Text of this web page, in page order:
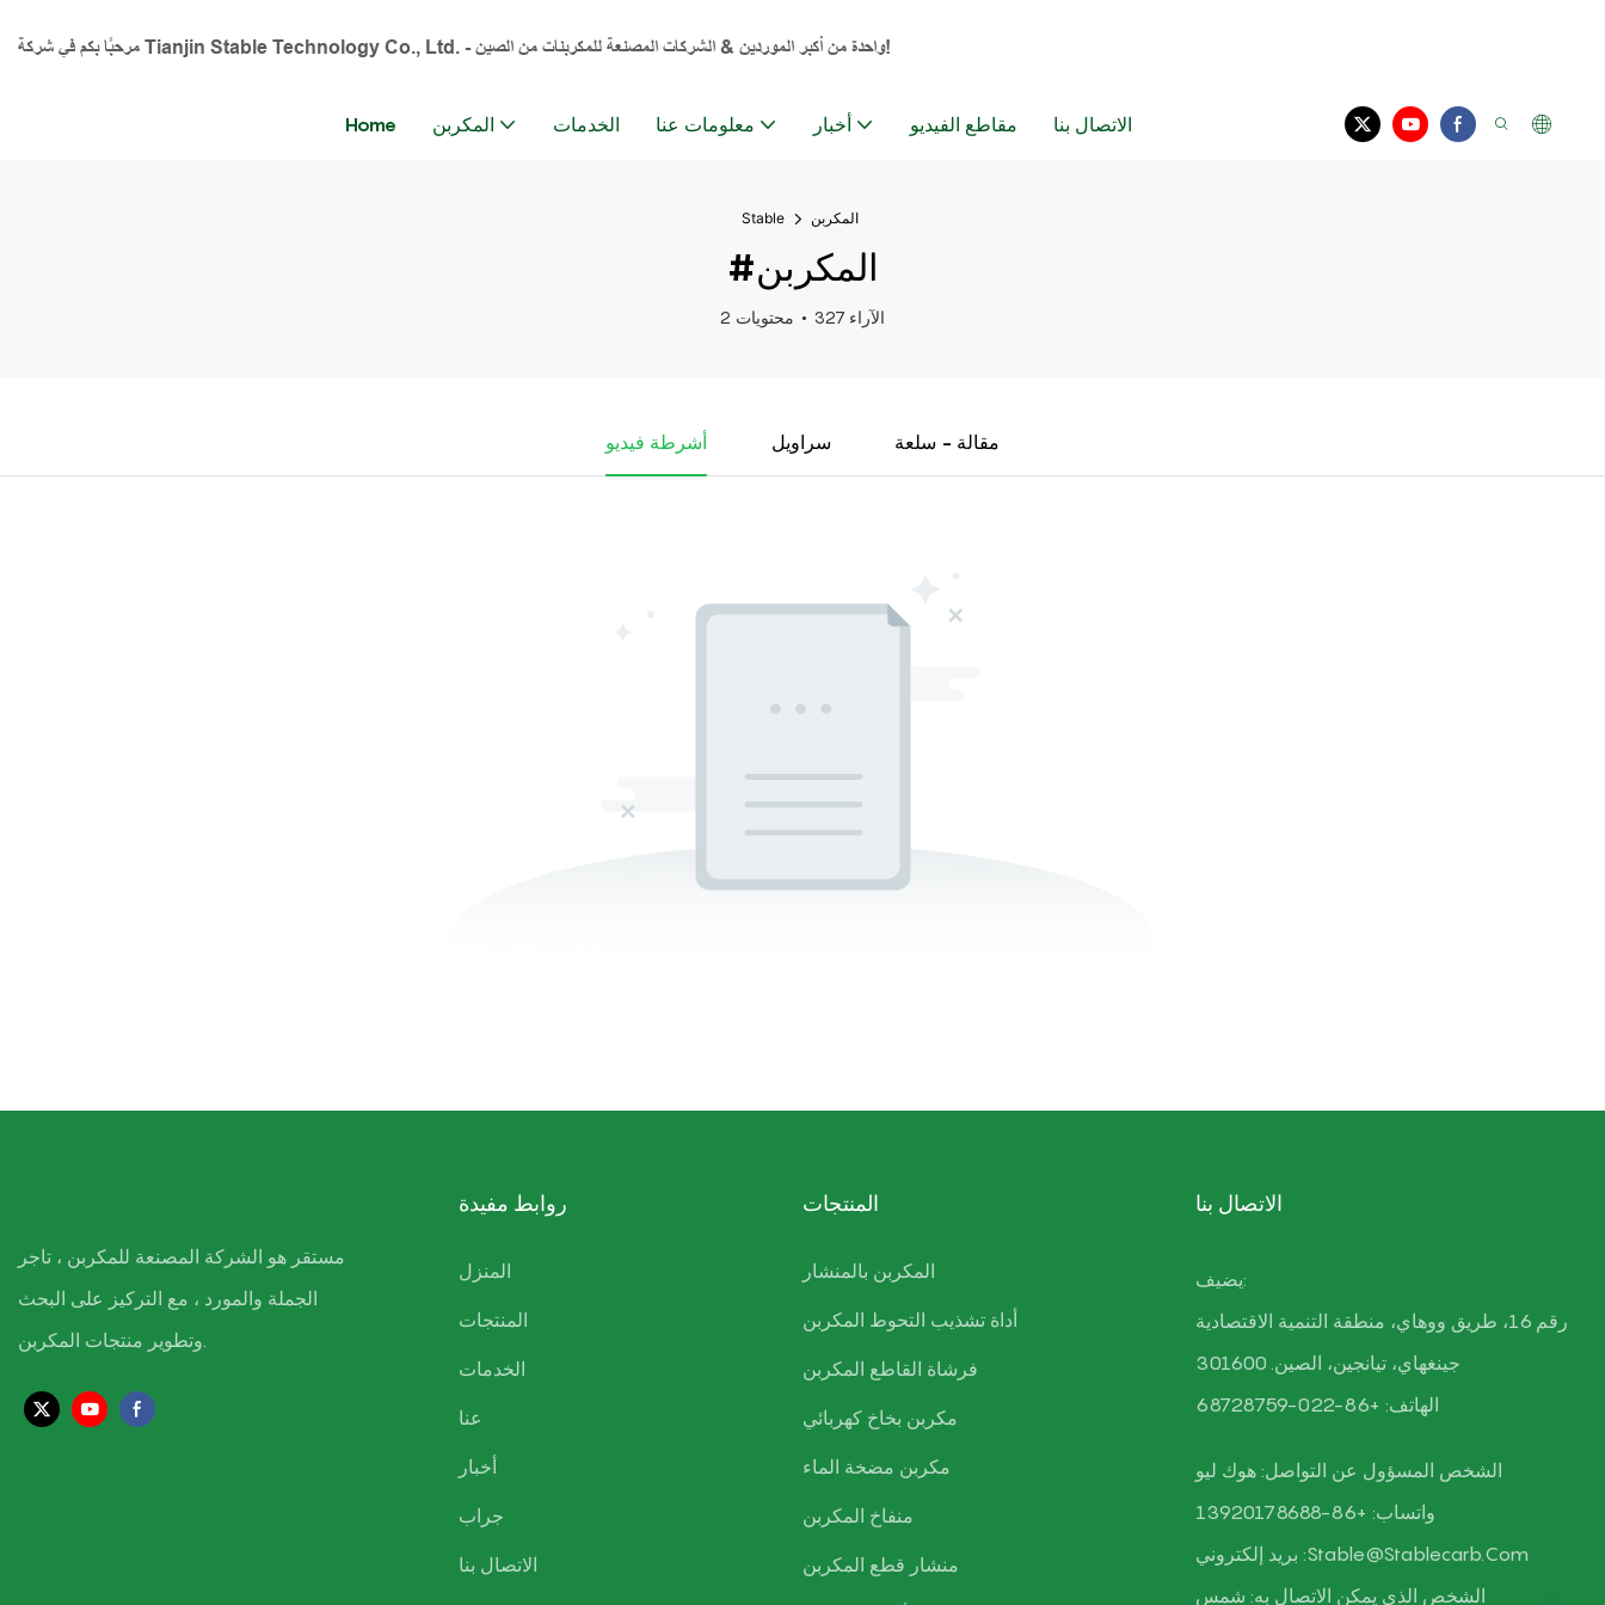
مرحبًا بكم في شركة Tianjin Stable Technology Co., Ltd. - واحدة من أكبر الموردين & الشركات المصنعة للمكربنات من الصين!
Home المكربن الخدمات معلومات عنا أخبار مقاطع الفيديو الاتصال بنا
Stable المكربن
#المكربن
2 محتويات 327 الآراء
أشرطة فيديو سراويل مقالة - سلعة
مستقر هو الشركة المصنعة للمكربن ​​، تاجر
الجملة والمورد ، مع التركيز على البحث
وتطوير منتجات المكربن.
روابط مفيدة
المنزل
المنتجات
الخدمات
عنا
أخبار
جراب
الاتصال بنا
المنتجات
المكربن ​​بالمنشار
أداة تشذيب التحوط المكربن
فرشاة القاطع المكربن
مكربن ​​بخاخ كهربائي
مكربن ​​مضخة الماء
منفاخ المكربن
منشار قطع المكربن
الاتصال بنا
يضيف:
رقم 16، طريق ووهاي، منطقة التنمية الاقتصادية
جينغهاي، تيانجين، الصين. 301600
الهاتف: +86-022-68728759
الشخص المسؤول عن التواصل: هوك ليو
واتساب: +86-13920178688
بريد إلكتروني :Stable@stablecarb.com
الشخص الذي يمكن الاتصال به: شمس